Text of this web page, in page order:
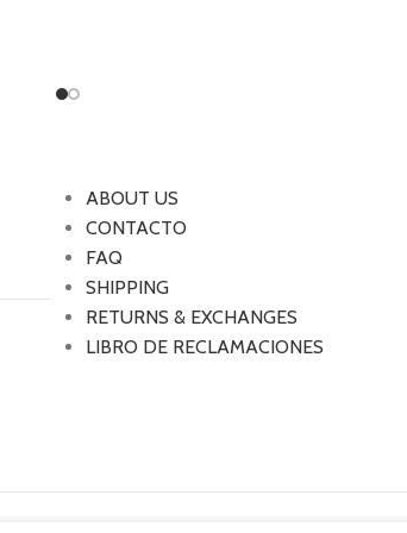
ABOUT US
CONTACTO
FAQ
SHIPPING
RETURNS & EXCHANGES
LIBRO DE RECLAMACIONES